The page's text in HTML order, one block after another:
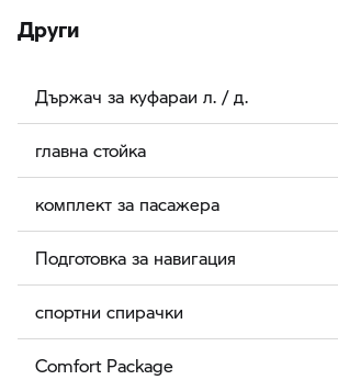
Други
Държач за куфараи л. / д.
главна стойка
комплект за пасажера
Подготовка за навигация
спортни спирачки
Comfort Package